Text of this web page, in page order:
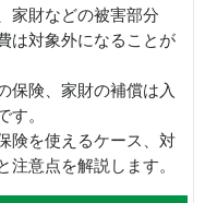
家財などの被害部分
は対象外になることが
保険、家財の補償は入
す。
険を使えるケース、対
注意点を解説します。